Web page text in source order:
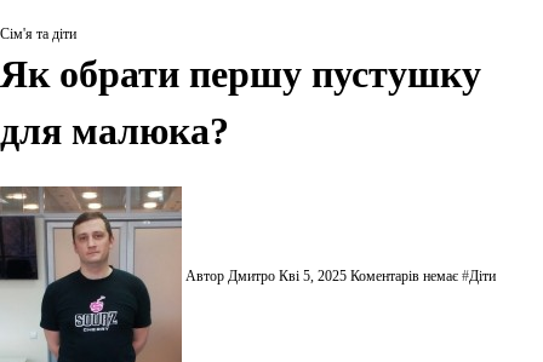
Сім'я та діти
Як обрати першу пустушку
для малюка?
Автор Дмитро Кві 5, 2025 Коментарів немає #Діти